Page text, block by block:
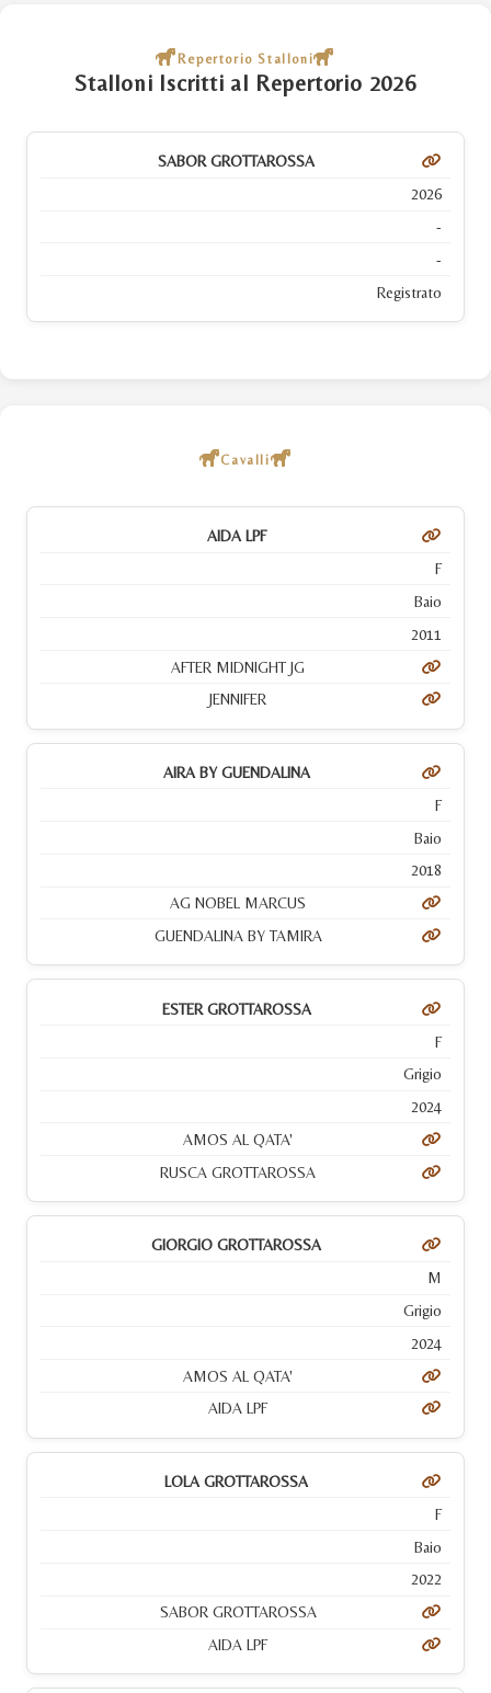
Repertorio Stalloni
Stalloni Iscritti al Repertorio 2026
SABOR GROTTAROSSA
2026
-
-
Registrato
Cavalli
AIDA LPF
F
Baio
2011
AFTER MIDNIGHT JG
JENNIFER
AIRA BY GUENDALINA
F
Baio
2018
AG NOBEL MARCUS
GUENDALINA BY TAMIRA
ESTER GROTTAROSSA
F
Grigio
2024
AMOS AL QATA'
RUSCA GROTTAROSSA
GIORGIO GROTTAROSSA
M
Grigio
2024
AMOS AL QATA'
AIDA LPF
LOLA GROTTAROSSA
F
Baio
2022
SABOR GROTTAROSSA
AIDA LPF